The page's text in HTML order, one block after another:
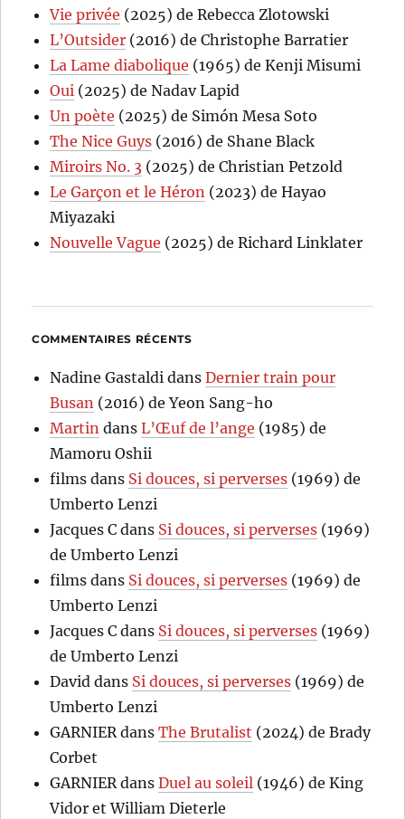
Vie privée (2025) de Rebecca Zlotowski
L’Outsider (2016) de Christophe Barratier
La Lame diabolique (1965) de Kenji Misumi
Oui (2025) de Nadav Lapid
Un poète (2025) de Simón Mesa Soto
The Nice Guys (2016) de Shane Black
Miroirs No. 3 (2025) de Christian Petzold
Le Garçon et le Héron (2023) de Hayao
Miyazaki
Nouvelle Vague (2025) de Richard Linklater
COMMENTAIRES RÉCENTS
Nadine Gastaldi dansDernier train pour
Busan (2016) de Yeon Sang-ho
Martin dansL’Œuf de l’ange (1985) de
Mamoru Oshii
films dans Si douces, si perverses (1969) de
Umberto Lenzi
Jacques C dans Si douces, si perverses (1969)
de Umberto Lenzi
films dans Si douces, si perverses (1969) de
Umberto Lenzi
Jacques C dans Si douces, si perverses (1969)
de Umberto Lenzi
David dans Si douces, si perverses (1969) de
Umberto Lenzi
GARNIERdansThe Brutalist (2024) de Brady
Corbet
GARNIERdansDuel au soleil (1946) de King
Vidor et William Dieterle